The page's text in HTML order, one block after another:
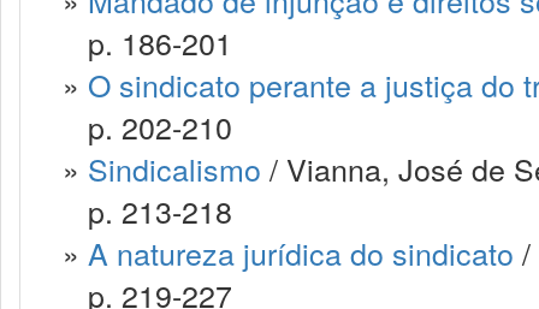
p. 186-201
» O sindicato perante a justiça do
p. 202-210
» Sindicalismo / Vianna, José de
p. 213-218
» A natureza jurídica do sindicato /
p. 219-227